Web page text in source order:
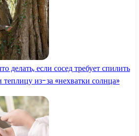
делать, если сосед требует спилить
теплицу из-за «нехватки солнца»